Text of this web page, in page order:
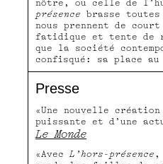
nôtre, ou celle de
présence brasse
nous prennent de
fatidique et tente de
que la société
confisqué: sa place
Presse
«Une nouvelle création
puissante et d’une
Le Monde
«AvecL’hors-présence ,